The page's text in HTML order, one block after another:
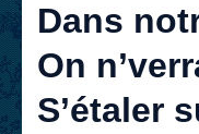
Dans
On
S’étaler